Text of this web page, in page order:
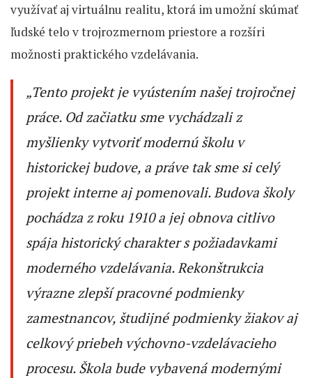
využívať aj virtuálnu realitu, ktorá im umožní skúmať
ľudské telo v trojrozmernom priestore a rozšíri
možnosti praktického vzdelávania.
„Tento projekt je vyústením našej trojročnej
práce. Od začiatku sme vychádzali z
myšlienky vytvoriť modernú školu v
historickej budove, a práve tak sme si celý
projekt interne aj pomenovali. Budova školy
pochádza z roku 1910 a jej obnova citlivo
spája historický charakter s požiadavkami
moderného vzdelávania. Rekonštrukcia
výrazne zlepší pracovné podmienky
zamestnancov, študijné podmienky žiakov aj
celkový priebeh výchovno-vzdelávacieho
procesu. Škola bude vybavená modernými